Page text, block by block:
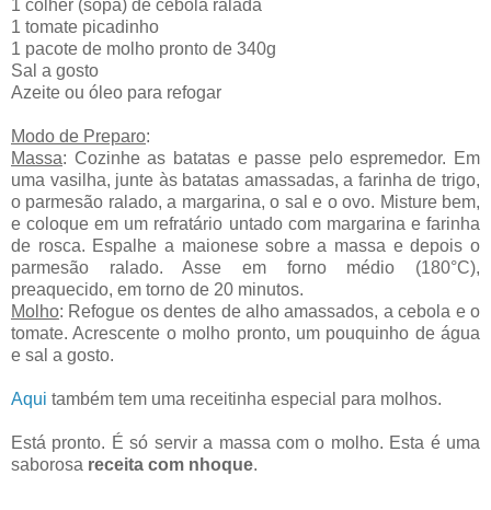
1 colher (sopa) de cebola ralada
1 tomate picadinho
1 pacote de molho pronto de 340g
Sal a gosto
Azeite ou óleo para refogar
Modo de Preparo:
Massa: Cozinhe as batatas e passe pelo espremedor. Em
uma vasilha, junte às batatas amassadas, a farinha de trigo,
o parmesão ralado, a margarina, o sal e o ovo. Misture bem,
e coloque em um refratário untado com margarina e farinha
de rosca. Espalhe a maionese sobre a massa e depois o
parmesão ralado. Asse em forno médio (180°C),
preaquecido, em torno de 20 minutos.
Molho: Refogue os dentes de alho amassados, a cebola e o
tomate. Acrescente o molho pronto, um pouquinho de água
e sal a gosto.
Aqui também tem uma receitinha especial para molhos.
Está pronto. É só servir a massa com o molho. Esta é uma
saborosa receita com nhoque.